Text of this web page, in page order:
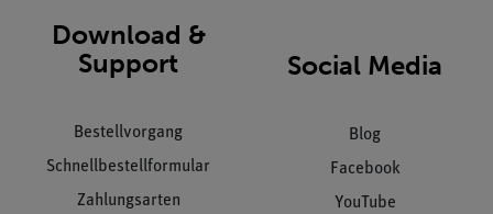
Download &
Support
Bestellvorgang
Schnellbestellformular
Zahlungsarten
Social Media
Blog
Facebook
YouTube